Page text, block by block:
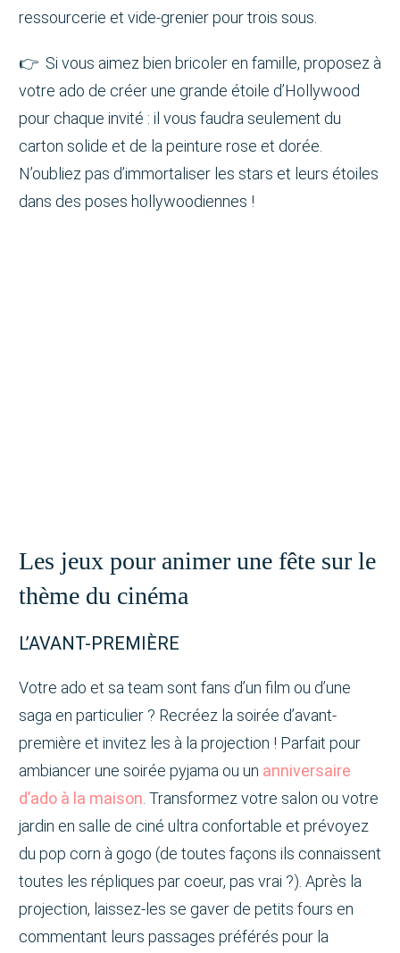
ressourcerie et vide-grenier pour trois sous.
👉 Si vous aimez bien bricoler en famille, proposez à
votre ado de créer une grande étoile d’Hollywood
pour chaque invité : il vous faudra seulement du
carton solide et de la peinture rose et dorée.
N’oubliez pas d’immortaliser les stars et leurs étoiles
dans des poses hollywoodiennes !
Les jeux pour animer une fête sur le
thème du cinéma
L’AVANT-PREMIÈRE
Votre ado et sa team sont fans d’un film ou d’une
saga en particulier ? Recréez la soirée d’avant-
première et invitez les à la projection ! Parfait pour
ambiancer une soirée pyjama ou un anniversaire
d’ado à la maison . Transformez votre salon ou votre
jardin en salle de ciné ultra confortable et prévoyez
du pop corn à gogo (de toutes façons ils connaissent
toutes les répliques par coeur, pas vrai ?). Après la
projection, laissez-les se gaver de petits fours en
commentant leurs passages préférés pour la